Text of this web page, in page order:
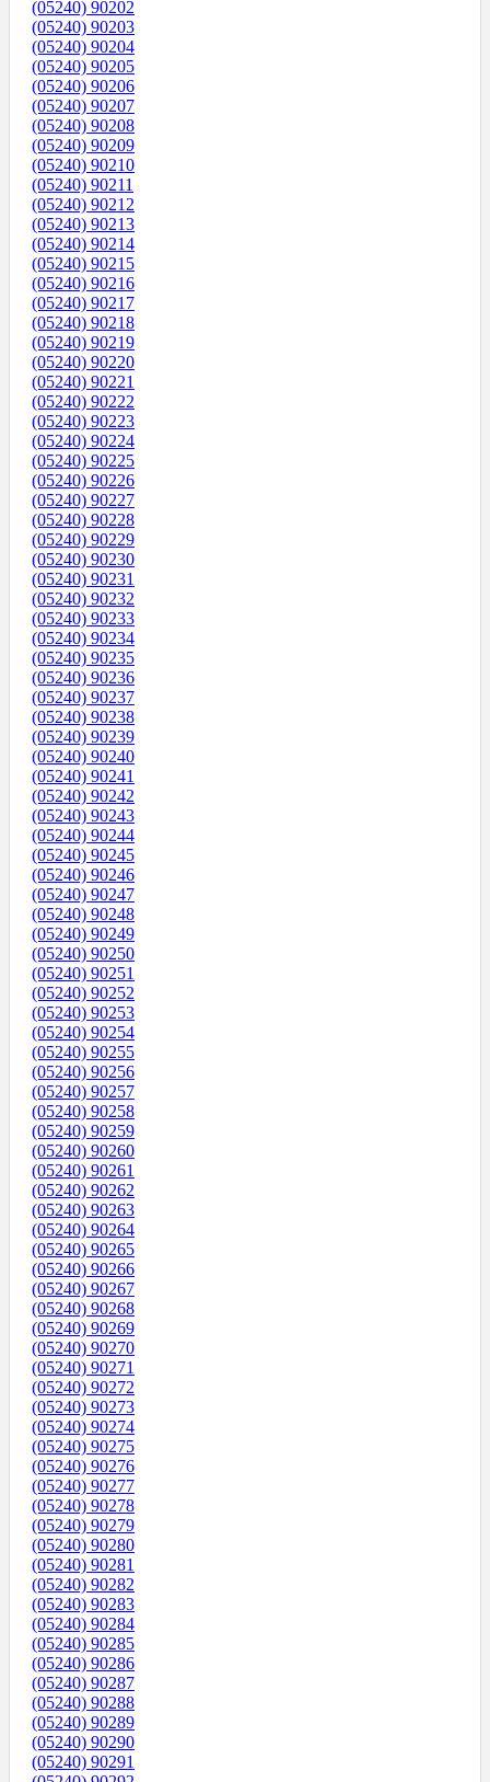
(05240) 90202
(05240) 90203
(05240) 90204
(05240) 90205
(05240) 90206
(05240) 90207
(05240) 90208
(05240) 90209
(05240) 90210
(05240) 90211
(05240) 90212
(05240) 90213
(05240) 90214
(05240) 90215
(05240) 90216
(05240) 90217
(05240) 90218
(05240) 90219
(05240) 90220
(05240) 90221
(05240) 90222
(05240) 90223
(05240) 90224
(05240) 90225
(05240) 90226
(05240) 90227
(05240) 90228
(05240) 90229
(05240) 90230
(05240) 90231
(05240) 90232
(05240) 90233
(05240) 90234
(05240) 90235
(05240) 90236
(05240) 90237
(05240) 90238
(05240) 90239
(05240) 90240
(05240) 90241
(05240) 90242
(05240) 90243
(05240) 90244
(05240) 90245
(05240) 90246
(05240) 90247
(05240) 90248
(05240) 90249
(05240) 90250
(05240) 90251
(05240) 90252
(05240) 90253
(05240) 90254
(05240) 90255
(05240) 90256
(05240) 90257
(05240) 90258
(05240) 90259
(05240) 90260
(05240) 90261
(05240) 90262
(05240) 90263
(05240) 90264
(05240) 90265
(05240) 90266
(05240) 90267
(05240) 90268
(05240) 90269
(05240) 90270
(05240) 90271
(05240) 90272
(05240) 90273
(05240) 90274
(05240) 90275
(05240) 90276
(05240) 90277
(05240) 90278
(05240) 90279
(05240) 90280
(05240) 90281
(05240) 90282
(05240) 90283
(05240) 90284
(05240) 90285
(05240) 90286
(05240) 90287
(05240) 90288
(05240) 90289
(05240) 90290
(05240) 90291